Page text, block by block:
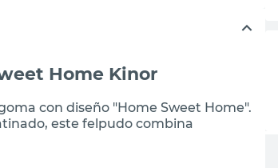
Home Kinor
con diseño "Home Sweet Home".
este felpudo combina